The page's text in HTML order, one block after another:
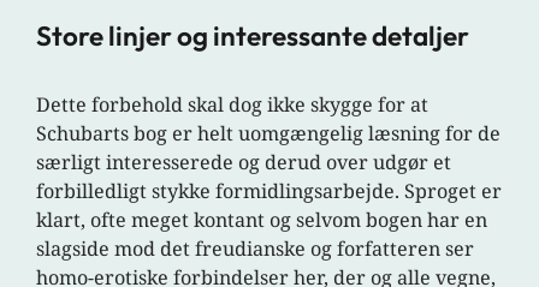
Store linjer og interessante detaljer
Dette forbehold skal dog ikke skygge for at
Schubarts bog er helt uomgængelig læsning for de
særligt interesserede og derud over udgør et
forbilledligt stykke formidlingsarbejde. Sproget er
klart, ofte meget kontant og selvom bogen har en
slagside mod det freudianske og forfatteren ser
homo-erotiske forbindelser her, der og alle vegne,